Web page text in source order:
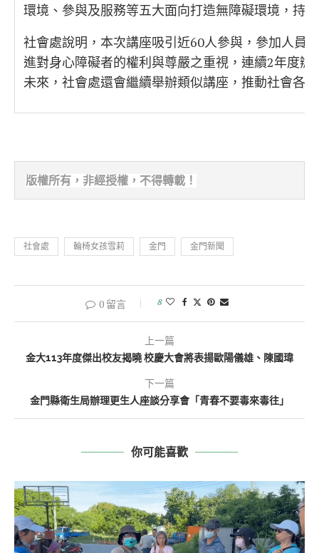
環境、參與及服務等五大面向打造無障礙環境，持
社會處說明，本次講座吸引近60人參與，參加人員
進對身心障礙者的權利與尊嚴之重視，連續2年度
未來，社會處還會繼續舉辦類似講座，推動社會各
版權所有，非經授權，不得轉載！
社會處 輪椅女孩雪莉 金門 金門新聞
0 留言 8
上一篇
金大113年度傑出校友揭曉 校慶大會將表揚歐陽儀雄、陳國瑋
下一篇
金門縣衛生局辦理更生人座談分享會「青春不要毒來毒往」
你可能喜歡